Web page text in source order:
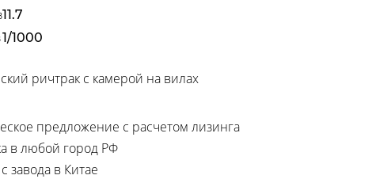
11.7
1/1000
ричтрак с камерой на вилах
предложение с расчетом лизинга
в любой город РФ
завода в Китае